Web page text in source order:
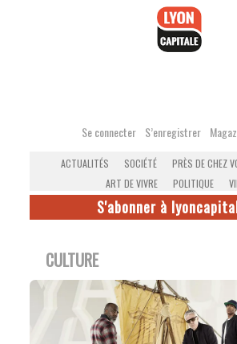
Se connecter S’enregistrer
ACTUALITÉS SOCIÉTÉ PRÈS DE CHEZ
ART DE VIVRE
POLITIQUE
S'abonner à
CULTURE